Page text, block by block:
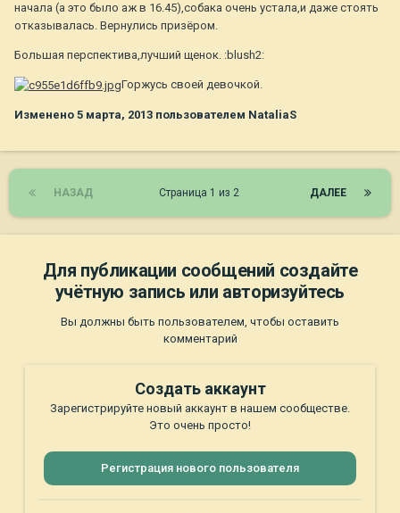
начала (а это было аж в 16.45),собака очень устала,и даже стоять
отказывалась. Вернулись призёром.
Большая перспектива,лучший щенок. :blush2:
Горжусь своей девочкой.
Изменено 5 марта, 2013 пользователем NataliaS
НАЗАД ДАЛЕЕ
Страница 1 из 2
Для публикации сообщений создайте
учётную запись или авторизуйтесь
Вы должны быть пользователем, чтобы оставить
комментарий
Создать аккаунт
Зарегистрируйте новый аккаунт в нашем сообществе.
Это очень просто!
Регистрация нового пользователя